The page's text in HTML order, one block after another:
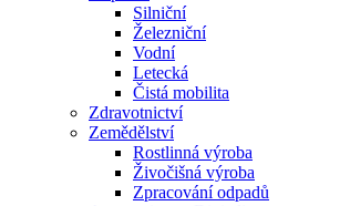
Silniční
Železniční
Vodní
Letecká
Čistá mobilita
Zdravotnictví
Zemědělství
Rostlinná výroba
Živočišná výroba
Zpracování odpadů